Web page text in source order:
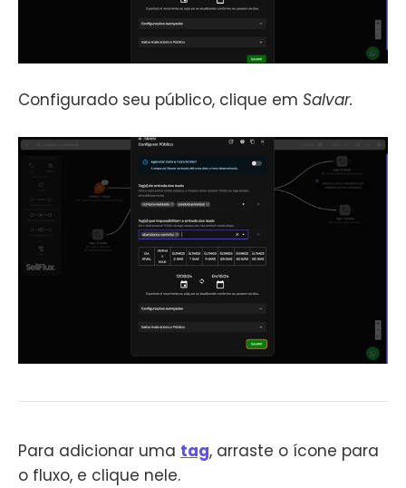
Configurado seu público, clique em Salvar.
Para adicionar uma tag, arraste o ícone para
o fluxo, e clique nele.